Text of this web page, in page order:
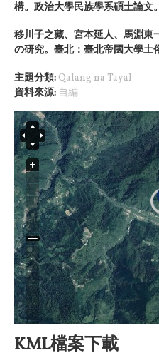
構。政治大學民族學系碩士論文。
移川子之藏、宮本延人、馬淵東
の研究。臺北：臺北帝國大學土
主題分類: Qalang na Tayal
資料來源: 自編
KML檔案下載